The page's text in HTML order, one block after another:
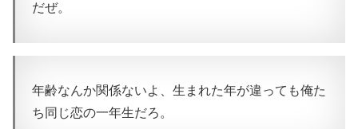
だぜ。
年齢なんか関係ないよ、生まれた年が違っても俺た
ち同じ恋の一年生だろ。